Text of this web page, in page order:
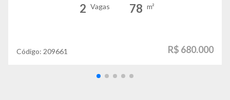
2 Vagas 78 m²
Código: 209661 R$ 680.000